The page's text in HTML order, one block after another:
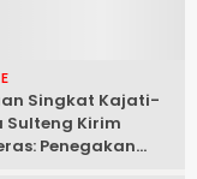
Singkat Kajati-
Sulteng Kirim
Penegakan